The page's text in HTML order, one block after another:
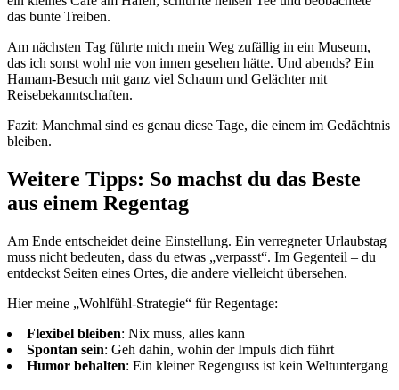
das bunte Treiben.
Am nächsten Tag führte mich mein Weg zufällig in ein Museum,
das ich sonst wohl nie von innen gesehen hätte. Und abends? Ein
Hamam-Besuch mit ganz viel Schaum und Gelächter mit
Reisebekanntschaften.
Fazit: Manchmal sind es genau diese Tage, die einem im Gedächtnis
bleiben.
Weitere Tipps: So machst du das Beste
aus einem Regentag
Am Ende entscheidet deine Einstellung. Ein verregneter Urlaubstag
muss nicht bedeuten, dass du etwas „verpasst“. Im Gegenteil – du
entdeckst Seiten eines Ortes, die andere vielleicht übersehen.
Hier meine „Wohlfühl-Strategie“ für Regentage:
Flexibel bleiben: Nix muss, alles kann
Spontan sein: Geh dahin, wohin der Impuls dich führt
Humor behalten: Ein kleiner Regenguss ist kein Weltuntergang